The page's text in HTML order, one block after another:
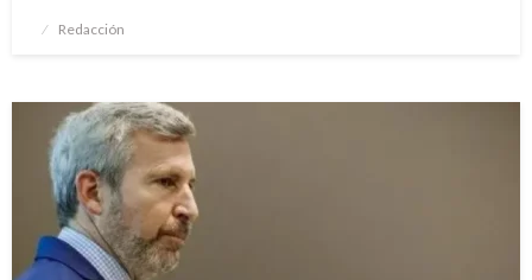
Publicado
Redacción